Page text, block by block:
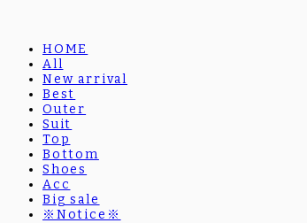
HOME
All
New arrival
Best
Outer
Suit
Top
Bottom
Shoes
Acc
Big sale
※Notice※